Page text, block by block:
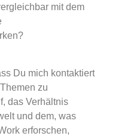
mit dem
Du mich kontaktiert
zu
das Verhältnis
und dem, was
erforschen,